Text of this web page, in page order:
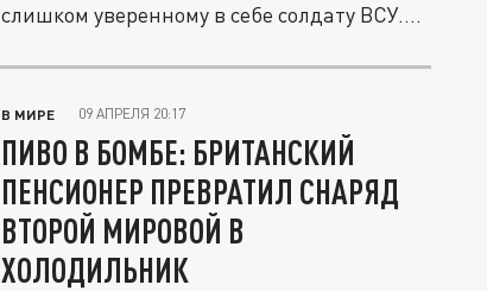
слишком уверенному в себе солдату ВСУ.
В МИРЕ 09 АПРЕЛЯ 20:17
ПИВО В БОМБЕ: БРИТАНСКИЙ
ПЕНСИОНЕР ПРЕВРАТИЛ СНАРЯД
ВТОРОЙ МИРОВОЙ В
ХОЛОДИЛЬНИК